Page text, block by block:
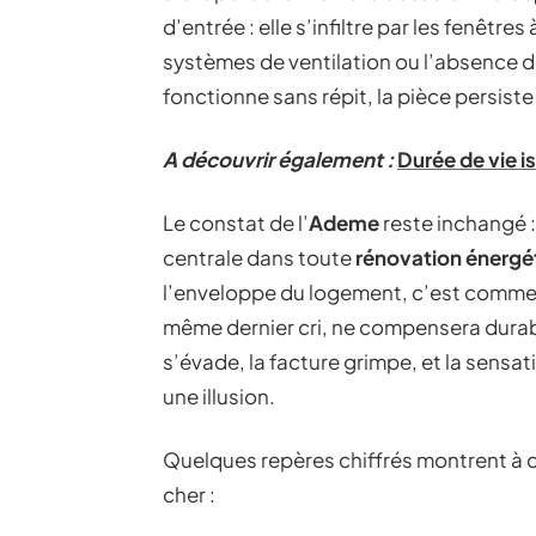
d’entrée : elle s’infiltre par les
systèmes de ventilation ou l’absence
fonctionne sans répit, la pièce
A découvrir également :Durée de vie
Le constat de l’Ademereste inchangé
centrale dans touterénovation
l’enveloppe du logement, c’est
même dernier cri, ne compensera
s’évade, la facture grimpe, et la
une illusion.
Quelques repères chiffrés montrent
cher :